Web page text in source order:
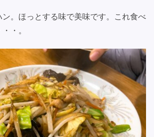
ン。ほっとする味で美味です。これ食べ
・。